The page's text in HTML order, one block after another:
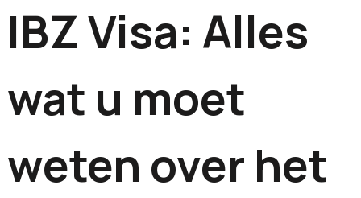
IBZ Visa: Alles
wat u moet
weten over het